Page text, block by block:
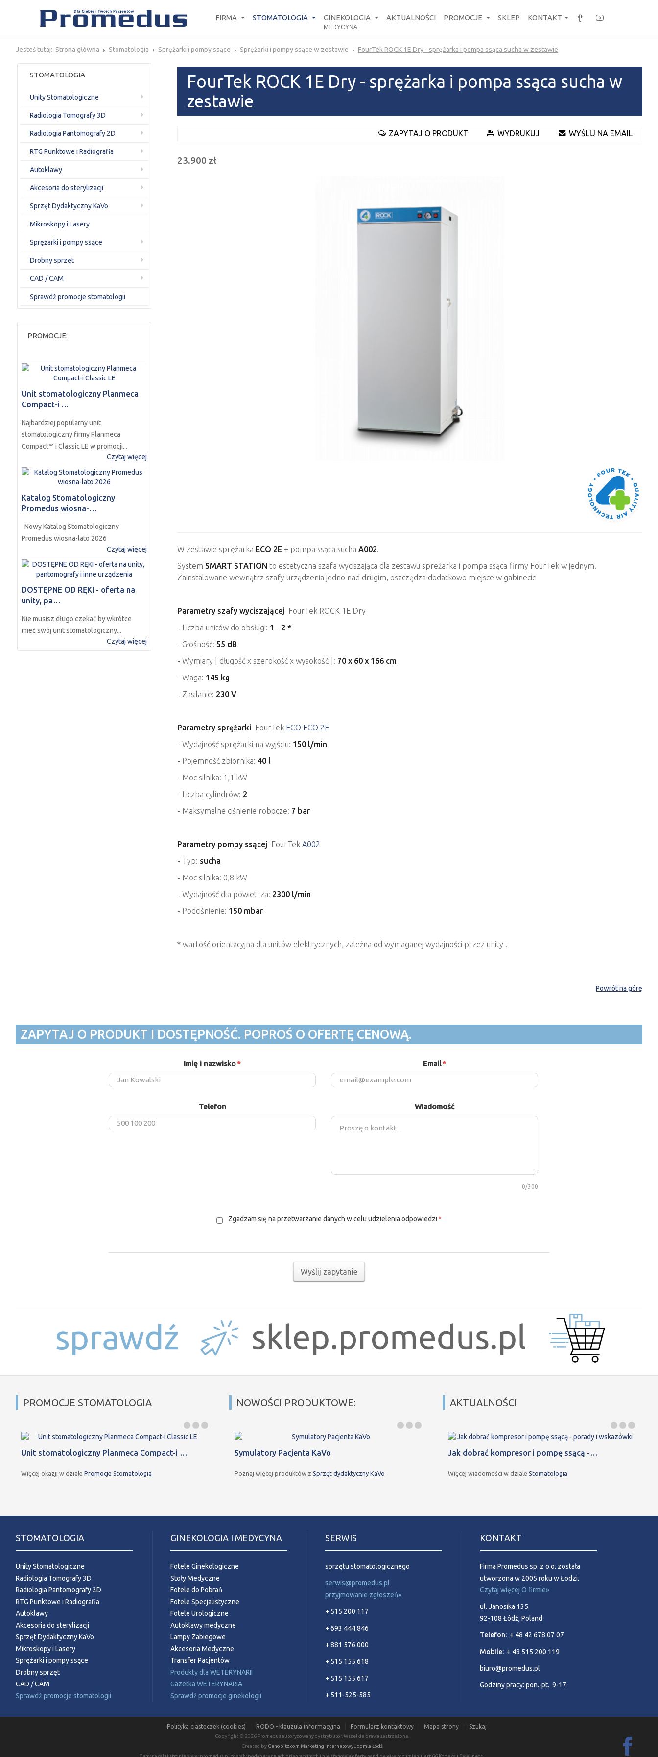
FIRMA STOMATOLOGIA GINEKOLOGIA
MEDYCYNA
AKTUALNOŚCI PROMOCJE SKLEP KONTAKT
Jesteś tutaj: Strona główna Stomatologia Sprężarki i pompy ssące Sprężarki i pompy ssące w zestawie FourTek ROCK 1E Dry - sprężarka i pompa ssąca sucha w zestawie
FourTek ROCK 1E Dry - sprężarka i pompa ssąca sucha w
zestawie
ZAPYTAJ O PRODUKT WYDRUKUJ WYŚLIJ NA EMAIL
23.900 zł
W zestawie sprężarka ECO 2E + pompa ssąca sucha A002.
System SMART STATION to estetyczna szafa wyciszająca dla zestawu spreżarka i pompa ssąca firmy FourTek w jednym.
Zainstalowane wewnątrz szafy urządzenia jedno nad drugim, oszczędza dodatkowo miejsce w gabinecie
Parametry szafy wyciszającej
FourTek ROCK 1E Dry
- Liczba unitów do obsługi: 1 - 2 *
- Głośność: 55 dB
- Wymiary [ długość x szerokość x wysokość ]: 70 x 60 x 166 cm
- Waga: 145 kg
- Zasilanie: 230 V
Parametry sprężarki FourTek ECO ECO 2E
- Wydajność sprężarki na wyjściu: 150 l/min
- Pojemność zbiornika: 40 l
- Moc silnika: 1,1 kW
- Liczba cylindrów: 2
- Maksymalne ciśnienie robocze: 7 bar
Parametry pompy ssącej FourTek A002
- Typ: sucha
- Moc silnika: 0,8 kW
- Wydajność dla powietrza: 2300 l/min
- Podciśnienie: 150 mbar
* wartość orientacyjna dla unitów elektrycznych, zależna od wymaganej wydajności przez unity !
Powrót na górę
STOMATOLOGIA
Unity Stomatologiczne
Radiologia Tomografy 3D
Radiologia Pantomografy 2D
RTG Punktowe i Radiografia
Autoklawy
Akcesoria do sterylizacji
Sprzęt Dydaktyczny KaVo
Mikroskopy i Lasery
Sprężarki i pompy ssące
Drobny sprzęt
CAD / CAM
Sprawdź promocje stomatologii
PROMOCJE:
Unit stomatologiczny Planmeca
Compact-i …
Najbardziej popularny unit
stomatologiczny firmy Planmeca
Compact™ i Classic LE w promocji...
Czytaj więcej
Katalog Stomatologiczny
Promedus wiosna-…
Nowy Katalog Stomatologiczny
Promedus wiosna-lato 2026
Czytaj więcej
DOSTĘPNE OD RĘKI - oferta na
unity, pa…
Nie musisz długo czekać by wkrótce
mieć swój unit stomatologiczny...
Czytaj więcej
ZAPYTAJ O PRODUKT I DOSTĘPNOŚĆ. POPROŚ O OFERTĘ CENOWĄ.
Imię i nazwisko* Email*
Telefon Wiadomość
0/300
Zgadzam się na przetwarzanie danych w celu udzielenia odpowiedzi*
Wyślij zapytanie
PROMOCJE STOMATOLOGIA
Unit stomatologiczny Planmeca Compact-i …
Więcej okazji w dziale Promocje Stomatologia
NOWOŚCI PRODUKTOWE:
Symulatory Pacjenta KaVo
Poznaj więcej produktów z Sprzęt dydaktyczny KaVo
AKTUALNOŚCI
Jak dobrać kompresor i pompę ssącą -…
Więcej wiadomości w dziale Stomatologia
STOMATOLOGIA
Unity Stomatologiczne
Radiologia Tomografy 3D
Radiologia Pantomografy 2D
RTG Punktowe i Radiografia
Autoklawy
Akcesoria do sterylizacji
Sprzęt Dydaktyczny KaVo
Mikroskopy i Lasery
Sprężarki i pompy ssące
Drobny sprzęt
CAD / CAM
Sprawdź promocje stomatologii
GINEKOLOGIA I MEDYCYNA
Fotele Ginekologiczne
Stoły Medyczne
Fotele do Pobrań
Fotele Specjalistyczne
Fotele Urologiczne
Autoklawy medyczne
Lampy Zabiegowe
Akcesoria Medyczne
Transfer Pacjentów
Produkty dla WETERYNARII
Gazetka WETERYNARIA
Sprawdź promocje ginekologii
SERWIS
sprzętu stomatologicznego
serwis@promedus.pl
przyjmowanie zgłoszeń»
+ 515 200 117
+ 693 444 846
+ 881 576 000
+ 515 155 618
+ 515 155 617
+ 511-525-585
KONTAKT
Firma Promedus sp. z o.o. została
utworzona w 2005 roku w Łodzi.
Czytaj więcej O firmie»
ul. Janosika 135
92-108 Łódź, Poland
Telefon: + 48 42 678 07 07
Mobile: + 48 515 200 119
biuro@promedus.pl
Godziny pracy: pon.-pt. 9-17
Polityka ciasteczek (cookies) RODO - klauzula informacyjna Formularz kontaktowy Mapa strony Szukaj
Copyright © 2026 Promedus autoryzowany dystrybutor. Wszelkie prawa zastrzeżone.
Created by Cenobitz.com Marketing Internetowy Joomla Łódź
Ceny na całej stronie www.promedus.pl zostały podane w celach orientacyjnych i nie stanowią oferty handlowej w rozumieniu art.66 Kodeksu Cywilnego.